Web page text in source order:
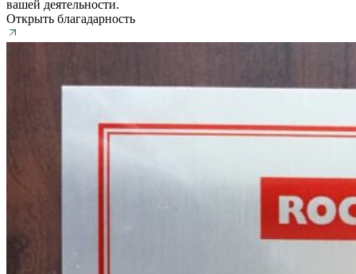
вашей деятельности.
Открыть благадарность